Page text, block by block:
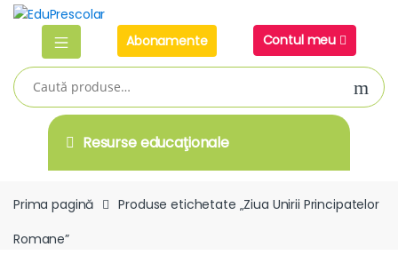
Skip
navigation
Skip
Abonamente
Contul meu
Caută
după:
Resurse educaţionale
Prima pagină
Produse etichetate „Ziua Unirii Principatelor
Romane”